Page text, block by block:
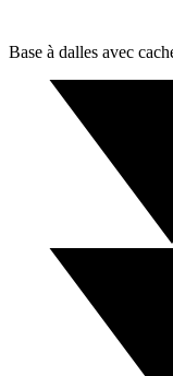
Base à dalles avec